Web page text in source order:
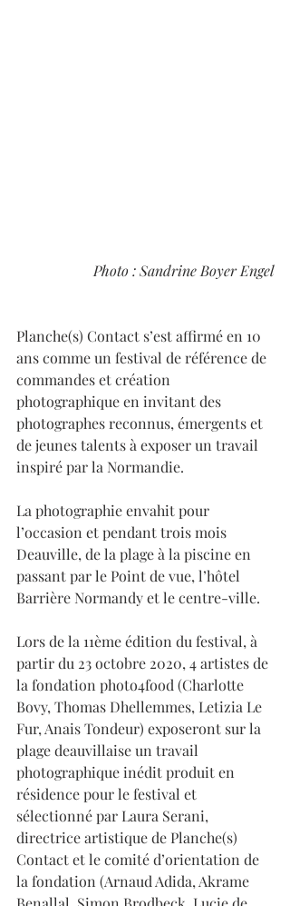
Photo : Sandrine Boyer Engel
Planche(s) Contact s’est affirmé en 10
ans comme un festival de référence de
commandes et création
photographique en invitant des
photographes reconnus, émergents et
de jeunes talents à exposer un travail
inspiré par la Normandie.
La photographie envahit pour
l’occasion et pendant trois mois
Deauville, de la plage à la piscine en
passant par le Point de vue, l’hôtel
Barrière Normandy et le centre-ville.
Lors de la 11ème édition du festival, à
partir du 23 octobre 2020, 4 artistes de
la fondation photo4food (Charlotte
Bovy, Thomas Dhellemmes, Letizia Le
Fur, Anais Tondeur) exposeront sur la
plage deauvillaise un travail
photographique inédit produit en
résidence pour le festival et
sélectionné par Laura Serani,
directrice artistique de Planche(s)
Contact et le comité d’orientation de
la fondation (Arnaud Adida, Akrame